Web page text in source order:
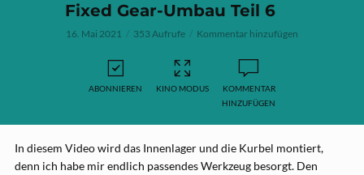
Fixed Gear-Umbau Teil 6
16. Mai 2021 353 Aufrufe Kommentar hinzufügen
ABONNIEREN KINO MODUS
KOMMENTAR
HINZUFÜGEN
In diesem Video wird das Innenlager und die Kurbel montiert,
denn ich habe mir endlich passendes Werkzeug besorgt. Den